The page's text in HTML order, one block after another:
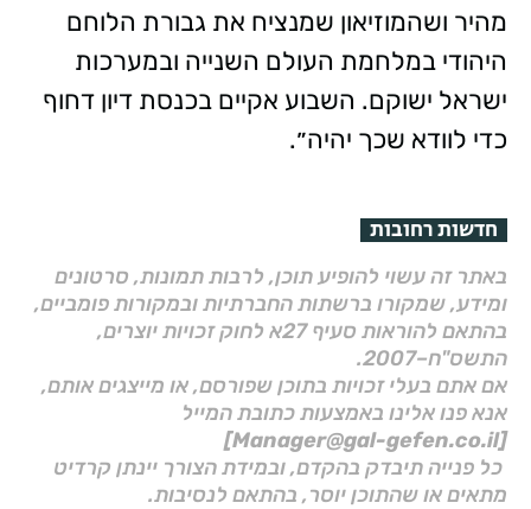
מהיר ושהמוזיאון שמנציח את גבורת הלוחם
היהודי במלחמת העולם השנייה ובמערכות
ישראל ישוקם. השבוע אקיים בכנסת דיון דחוף
כדי לוודא שכך יהיה״.
חדשות רחובות
באתר זה עשוי להופיע תוכן, לרבות תמונות, סרטונים
ומידע, שמקורו ברשתות החברתיות ובמקורות פומביים,
בהתאם להוראות סעיף 27א לחוק זכויות יוצרים,
התשס"ח–2007.
אם אתם בעלי זכויות בתוכן שפורסם, או מייצגים אותם,
אנא פנו אלינו באמצעות כתובת המייל
[Manager@gal-gefen.co.il]
כל פנייה תיבדק בהקדם, ובמידת הצורך יינתן קרדיט
מתאים או שהתוכן יוסר, בהתאם לנסיבות.